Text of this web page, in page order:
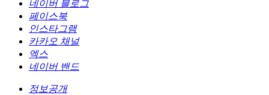
네이버 블로그
페이스북
인스타그램
카카오 채널
엑스
네이버 밴드
정보공개